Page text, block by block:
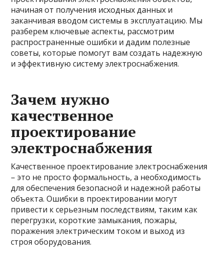
начиная от получения исходных данных и
заканчивая вводом системы в эксплуатацию. Мы
разберем ключевые аспекты, рассмотрим
распространенные ошибки и дадим полезные
советы, которые помогут вам создать надежную
и эффективную систему электроснабжения.
Зачем нужно
качественное
проектирование
электроснабжения
Качественное проектирование электроснабжения
– это не просто формальность, а необходимость
для обеспечения безопасной и надежной работы
объекта. Ошибки в проектировании могут
привести к серьезным последствиям, таким как
перегрузки, короткие замыкания, пожары,
поражения электрическим током и выход из
строя оборудования.